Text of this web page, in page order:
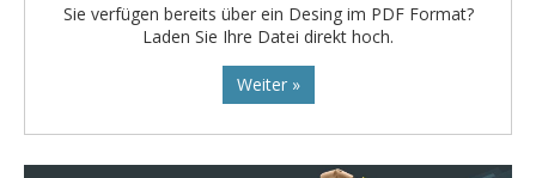
Sie verfügen bereits über ein Desing im PDF Format?
Laden Sie Ihre Datei direkt hoch.
Weiter »